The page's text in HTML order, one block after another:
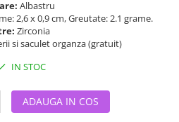
Albastru
2,6 x 0,9 cm, Greutate: 2.1 grame.
Zirconia
si saculet organza (gratuit)
IN STOC
ADAUGA IN COS